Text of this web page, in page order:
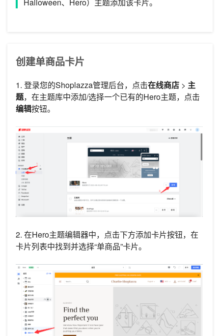
Halloween、Hero）主题添加该卡片。
创建单商品卡片
1. 登录您的Shoplazza管理后台，点击在线商店 > 主
题，在主题库中添加/选择一个已有的Hero主题，点击
编辑按钮。
2. 在Hero主题编辑器中，点击下方添加卡片按钮，在
卡片列表中找到并选择“单商品”卡片。